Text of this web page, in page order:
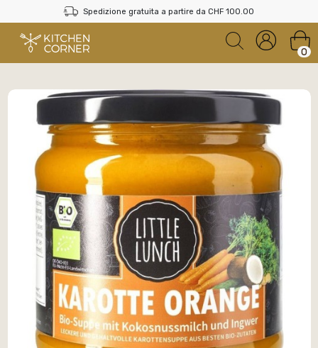
Spedizione gratuita a partire da CHF 100.00
0